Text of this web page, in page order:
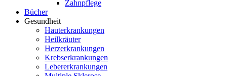
Zahnpflege
Bücher
Gesundheit
Hauterkrankungen
Heilkräuter
Herzerkrankungen
Krebserkrankungen
Lebererkrankungen